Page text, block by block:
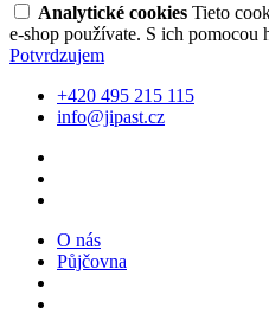
Analytické cookies Tieto
e-shop používate. S ich pomocou
Potvrdzujem
+420 495 215 115
info@jipast.cz
O nás
Půjčovna